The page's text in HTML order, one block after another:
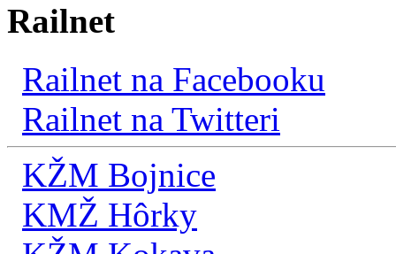
Railnet
Railnet na Facebooku
Railnet na Twitteri
KŽM Bojnice
KMŽ Hôrky